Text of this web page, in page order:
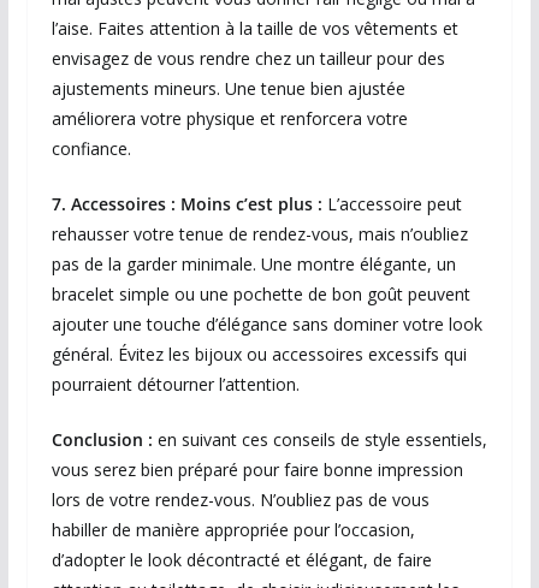
l’aise. Faites attention à la taille de vos vêtements et
envisagez de vous rendre chez un tailleur pour des
ajustements mineurs. Une tenue bien ajustée
améliorera votre physique et renforcera votre
confiance.
7. Accessoires : Moins c’est plus : L’accessoire peut
rehausser votre tenue de rendez-vous, mais n’oubliez
pas de la garder minimale. Une montre élégante, un
bracelet simple ou une pochette de bon goût peuvent
ajouter une touche d’élégance sans dominer votre look
général. Évitez les bijoux ou accessoires excessifs qui
pourraient détourner l’attention.
Conclusion : en suivant ces conseils de style essentiels,
vous serez bien préparé pour faire bonne impression
lors de votre rendez-vous. N’oubliez pas de vous
habiller de manière appropriée pour l’occasion,
d’adopter le look décontracté et élégant, de faire